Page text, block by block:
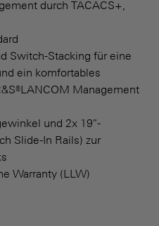
durch TACACS+,
Switch-Stacking für eine
ein komfortables
Management
und 2x 19"-
Slide-In Rails) zur
Warranty (LLW)